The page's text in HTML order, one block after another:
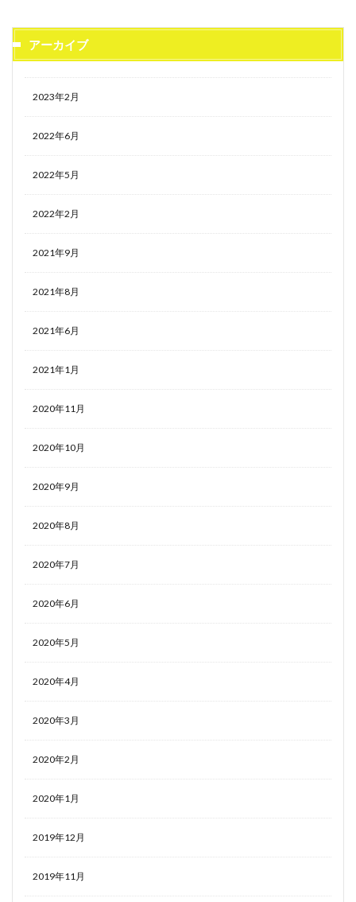
アーカイブ
2023年2月
2022年6月
2022年5月
2022年2月
2021年9月
2021年8月
2021年6月
2021年1月
2020年11月
2020年10月
2020年9月
2020年8月
2020年7月
2020年6月
2020年5月
2020年4月
2020年3月
2020年2月
2020年1月
2019年12月
2019年11月